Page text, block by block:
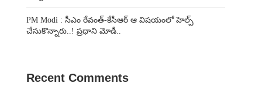
PM Modi : సీఎం రేవంత్-కేసీఆర్ ఆ విషయంలో హెల్ప్
చేసుకొన్నారు..! ప్రధాని మోడీ..
Recent Comments